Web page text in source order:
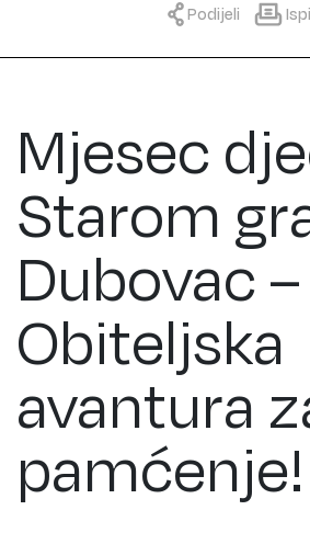
Podijeli
Mjesec
Starom
Dubovac –
Obiteljska
avantura
pamćenje!